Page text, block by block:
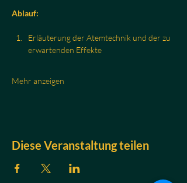
Ablauf:
Erläuterung der Atemtechnik und der zu
erwartenden Effekte
Mehr anzeigen
Diese Veranstaltung teilen